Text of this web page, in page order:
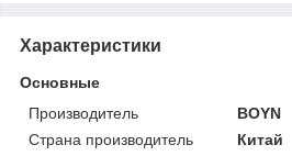
Характеристики
Основные
Производитель
BOYN
Страна производитель
Китай